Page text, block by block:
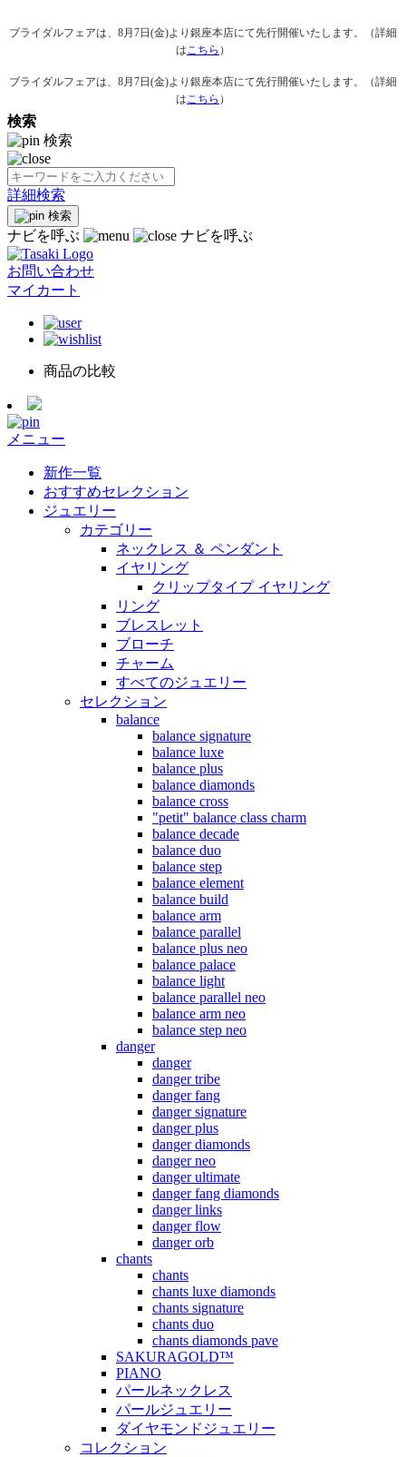
ブライダルフェアは、8月7日(金)より銀座本店にて先行開催いたします。（詳細
はこちら ）
ブライダルフェアは、8月7日(金)より銀座本店にて先行開催いたします。（詳細
はこちら ）
検索
検索
詳細検索
検索
ナビを呼ぶ ナビを呼ぶ
お問い合わせ
マイカート
商品の比較
メニュー
新作一覧
おすすめセレクション
ジュエリー
カテゴリー
ネックレス ＆ ペンダント
イヤリング
クリップタイプ イヤリング
リング
ブレスレット
ブローチ
チャーム
すべてのジュエリー
セレクション
balance
balance signature
balance luxe
balance plus
balance diamonds
balance cross
"petit" balance class charm
balance decade
balance duo
balance step
balance element
balance build
balance arm
balance parallel
balance plus neo
balance palace
balance light
balance parallel neo
balance arm neo
balance step neo
danger
danger
danger tribe
danger fang
danger signature
danger plus
danger diamonds
danger neo
danger ultimate
danger fang diamonds
danger links
danger flow
danger orb
chants
chants
chants luxe diamonds
chants signature
chants duo
chants diamonds pave
SAKURAGOLD™
PIANO
パールネックレス
パールジュエリー
ダイヤモンドジュエリー
コレクション